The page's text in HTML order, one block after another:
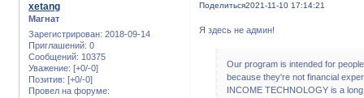
Поделиться2021-11-10 17:14:21
xetang
Магнат
Зарегистрирован: 2018-09-14
Приглашений: 0
Сообщений: 10375
Уважение: [+0/-0]
Позитив: [+0/-0]
Провел на форуме:
Я здесь не админ!
Our program is intended for
because they're not financial
INCOME TECHNOLOGY is a